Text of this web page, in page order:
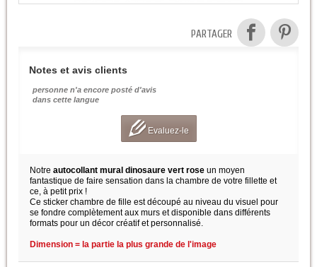
PARTAGER
Notes et avis clients
personne n'a encore posté d'avis
dans cette langue
Evaluez-le
Notre autocollant mural dinosaure vert rose un moyen
fantastique de faire sensation dans la chambre de votre fillette et
ce, à petit prix !
Ce sticker chambre de fille est découpé au niveau du visuel pour
se fondre complètement aux murs et disponible dans différents
formats pour un décor créatif et personnalisé.
Dimension = la partie la plus grande de l'image